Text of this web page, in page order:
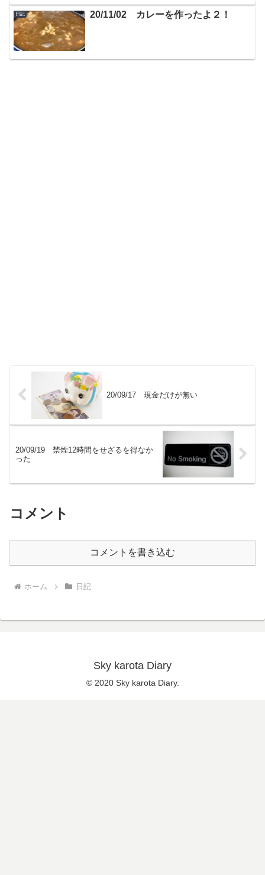
日記 20/11/02 カレーを作ったよ２！
20/09/17 現金だけが無い
20/09/19 禁煙12時間をせざるを得なか
った
コメント
コメントを書き込む
ホーム 日記
Sky karota Diary
© 2020 Sky karota Diary.